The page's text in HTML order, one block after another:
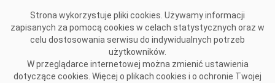
Strona wykorzystuje pliki cookies. Używamy informacji
zapisanych za pomocą cookies w celach statystycznych oraz w
celu dostosowania serwisu do indywidualnych potrzeb
użytkowników.
W przeglądarce internetowej można zmienić ustawienia
dotyczące cookies. Więcej o plikach cookies i o ochronie Twojej